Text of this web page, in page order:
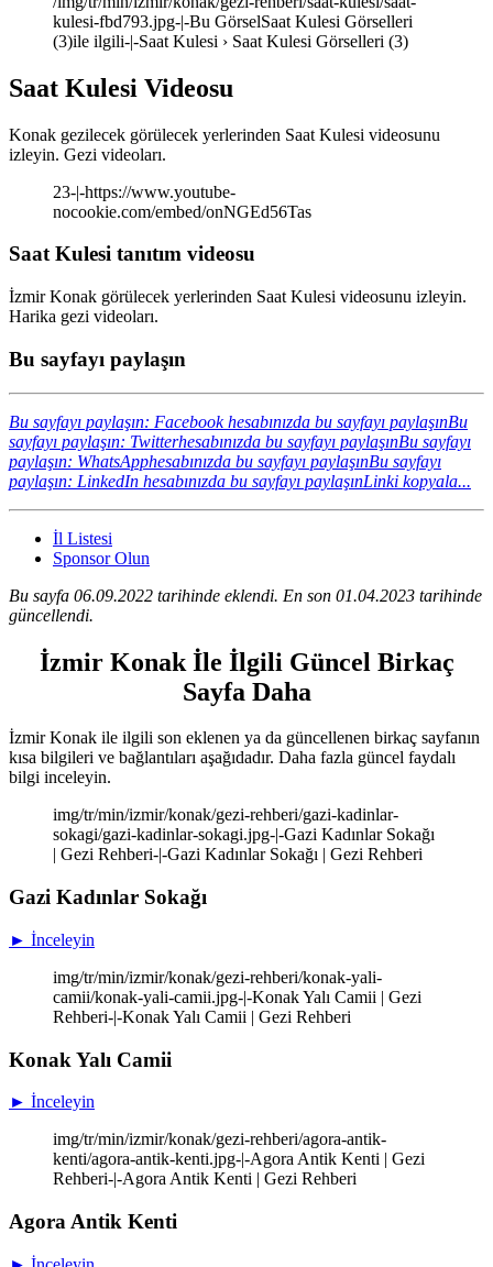
kulesi-fbd793.jpg-|-Bu GörselSaat Kulesi Görselleri
(3)ile ilgili-|-Saat Kulesi › Saat Kulesi Görselleri (3)
Saat Kulesi Videosu
Konak gezilecek görülecek yerlerinden Saat Kulesi videosunu
izleyin. Gezi videoları.
23-|-https://www.youtube-
nocookie.com/embed/onNGEd56Tas
Saat Kulesi tanıtım videosu
İzmir Konak görülecek yerlerinden Saat Kulesi videosunu izleyin.
Harika gezi videoları.
Bu sayfayı paylaşın
Bu sayfayı paylaşın: Facebook hesabınızda bu sayfayı paylaşınBu
sayfayı paylaşın: Twitterhesabınızda bu sayfayı paylaşınBu sayfayı
paylaşın: WhatsApphesabınızda bu sayfayı paylaşınBu sayfayı
paylaşın: LinkedIn hesabınızda bu sayfayı paylaşınLinki kopyala...
İl Listesi
Sponsor Olun
Bu sayfa 06.09.2022 tarihinde eklendi. En son 01.04.2023 tarihinde
güncellendi.
İzmir Konak İle İlgili Güncel Birkaç
Sayfa Daha
İzmir Konak ile ilgili son eklenen ya da güncellenen birkaç sayfanın
kısa bilgileri ve bağlantıları aşağıdadır. Daha fazla güncel faydalı
bilgi inceleyin.
img/tr/min/izmir/konak/gezi-rehberi/gazi-kadinlar-
sokagi/gazi-kadinlar-sokagi.jpg-|-Gazi Kadınlar Sokağı
| Gezi Rehberi-|-Gazi Kadınlar Sokağı | Gezi Rehberi
Gazi Kadınlar Sokağı
► İnceleyin
img/tr/min/izmir/konak/gezi-rehberi/konak-yali-
camii/konak-yali-camii.jpg-|-Konak Yalı Camii | Gezi
Rehberi-|-Konak Yalı Camii | Gezi Rehberi
Konak Yalı Camii
► İnceleyin
img/tr/min/izmir/konak/gezi-rehberi/agora-antik-
kenti/agora-antik-kenti.jpg-|-Agora Antik Kenti | Gezi
Rehberi-|-Agora Antik Kenti | Gezi Rehberi
Agora Antik Kenti